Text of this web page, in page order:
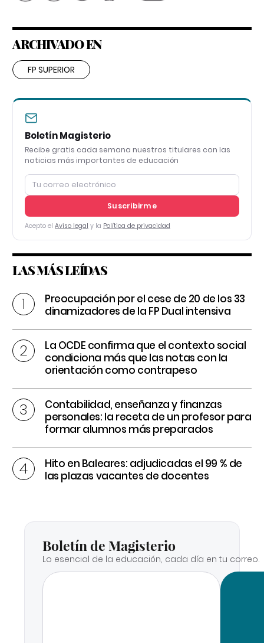
ARCHIVADO EN
FP SUPERIOR
Boletín Magisterio
Recibe gratis cada semana nuestros titulares con las
noticias más importantes de educación
Suscribirme
Acepto el Aviso legal y la Política de privacidad
LAS MÁS LEÍDAS
Preocupación por el cese de 20 de los 33
dinamizadores de la FP Dual intensiva
La OCDE confirma que el contexto social
condiciona más que las notas con la
orientación como contrapeso
Contabilidad, enseñanza y finanzas
personales: la receta de un profesor para
formar alumnos más preparados
Hito en Baleares: adjudicadas el 99 % de
las plazas vacantes de docentes
Boletín de Magisterio
Lo esencial de la educación, cada día en tu correo.